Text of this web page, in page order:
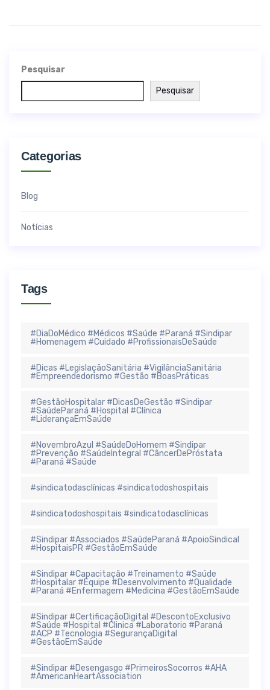
Pesquisar
Pesquisar
Categorias
Blog
Notícias
Tags
#DiaDoMédico #Médicos #Saúde #Paraná #Sindipar
#Homenagem #Cuidado #ProfissionaisDeSaúde
#Dicas #LegislaçãoSanitária #VigilânciaSanitária
#Empreendedorismo #Gestão #BoasPráticas
#GestãoHospitalar #DicasDeGestão #Sindipar
#SaúdeParaná #Hospital #Clínica
#LiderançaEmSaúde
#NovembroAzul #SaúdeDoHomem #Sindipar
#Prevenção #SaúdeIntegral #CâncerDePróstata
#Paraná #Saúde
#sindicatodasclínicas #sindicatodoshospitais
#sindicatodoshospitais #sindicatodasclínicas
#Sindipar #Associados #SaúdeParaná #ApoioSindical
#HospitaisPR #GestãoEmSaúde
#Sindipar #Capacitação #Treinamento #Saúde
#Hospitalar #Equipe #Desenvolvimento #Qualidade
#Paraná #Enfermagem #Medicina #GestãoEmSaúde
#Sindipar #CertificaçãoDigital #DescontoExclusivo
#Saúde #Hospital #Clinica #Laboratorio #Paraná
#ACP #Tecnologia #SegurançaDigital
#GestãoEmSaúde
#Sindipar #Desengasgo #PrimeirosSocorros #AHA
#AmericanHeartAssociation